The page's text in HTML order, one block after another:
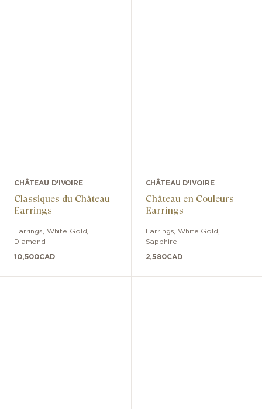
CHÂTEAU D'IVOIRE
Classiques du Château
Earrings
Earrings White Gold
Diamond
10,500CAD
CHÂTEAU D'IVOIRE
Château en Couleurs
Earrings
Earrings ,White Gold
Sapphire
2,580CAD